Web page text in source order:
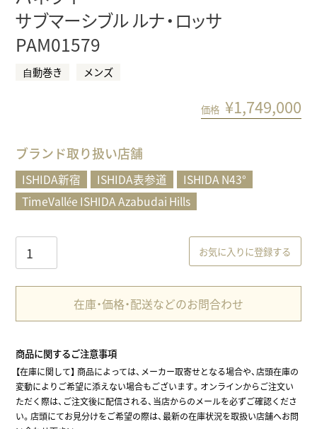
サブマーシブル ルナ・ロッサ
PAM01579
⾃動巻き メンズ
価格 ¥1,749,000
ブランド取り扱い店舗
ISHIDA新宿 ISHIDA表参道
ISHIDA N43°
TimeVallée ISHIDA Azabudai Hills
お気に入りに登録する
在庫・価格・配送などのお問合わせ
商品に関するご注意事項
【在庫に関して】商品によっては、メーカー取寄せとなる場合や、店頭在庫の
変動によりご希望に添えない場合もございます。オンラインからご注文い
ただく際は、ご注文後に配信される、当店からのメールを必ずご確認くださ
い。店頭にてお見分けをご希望の際は、最新の在庫状況を取扱い店舗へお問